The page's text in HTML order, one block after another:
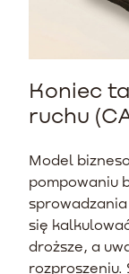
Koniec
ruchu
Model
pompowaniu
się
droższe, a